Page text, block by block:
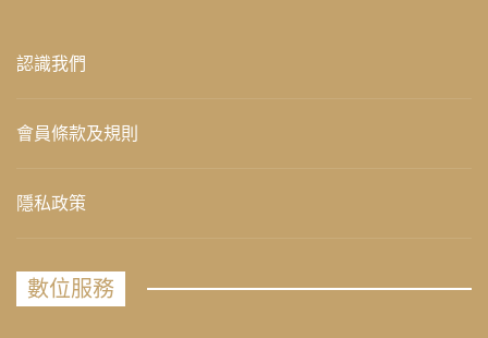
認識我們
會員條款及規則
隱私政策
數位服務